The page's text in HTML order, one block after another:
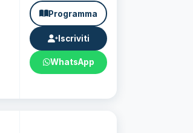
Programma
Iscriviti
WhatsApp